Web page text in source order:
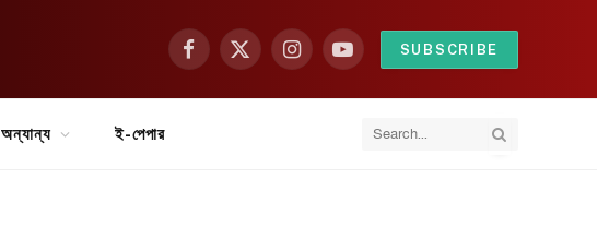
Facebook
X
InstagramYouTubeSUBSCRIBE
অন্যান্য ই-পেপার